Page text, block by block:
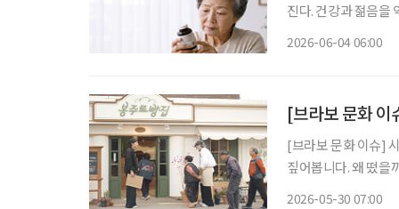
진다. 건강과 젊음을
2026-06-04 06:00
[브라보 문화
[브라보 문화 이슈]
짚어봅니다. 왜 떴을까? 초고령사회 속 색다른 예능이 등장했다. 지난 8일 첫 방송된 쿠팡플레
2026-05-30 07:00